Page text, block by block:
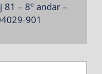
– 8º andar –
901